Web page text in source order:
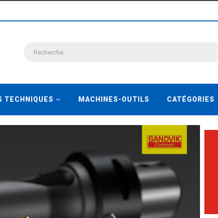
TECHNIQUES MACHINES-OUTILS CATÉGORIES